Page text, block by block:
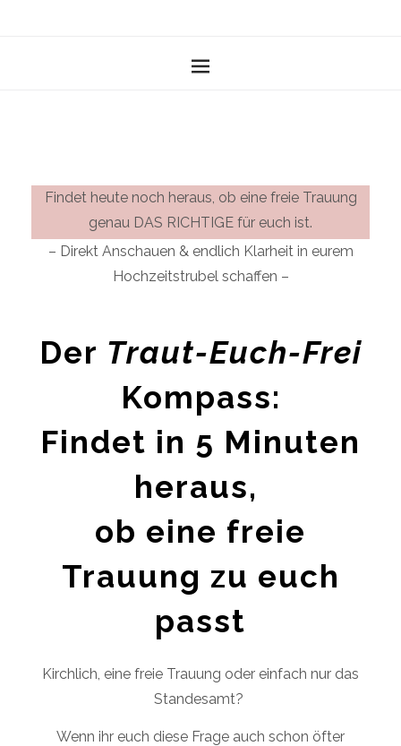
Findet heute noch heraus, ob eine freie Trauung
genau DAS RICHTIGE für euch ist.
– Direkt Anschauen & endlich Klarheit in eurem
Hochzeitstrubel schaffen –
Der Traut-Euch-Frei
Kompass:
Findet in 5 Minuten
heraus,
ob eine freie
Trauung zu euch
passt
Kirchlich, eine freie Trauung oder einfach nur das
Standesamt?
Wenn ihr euch diese Frage auch schon öfter